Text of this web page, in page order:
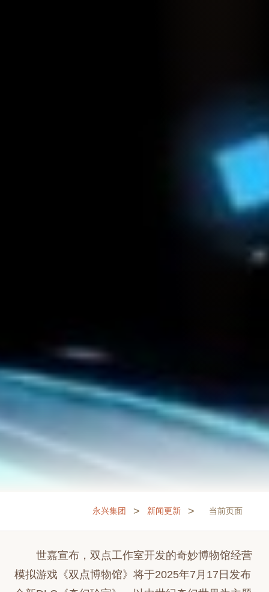
永兴集团 > 新闻更新 > 当前页面
世嘉宣布，双点工作室开发的奇妙博物馆经营
模拟游戏《双点博物馆》将于2025年7月17日发布